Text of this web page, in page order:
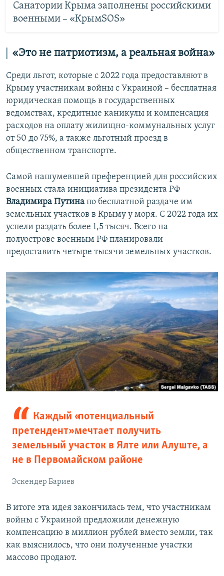
Санатории Крыма заполнены российскими
военными – «КрымSOS»
«Это не патриотизм, а реальная война»
Среди льгот, которые с 2022 года предоставляют в
Крыму участникам войны с Украиной – бесплатная
юридическая помощь в государственных
ведомствах, кредитные каникулы и компенсация
расходов на оплату жилищно-коммунальных услуг
от 50 до 75%, а также льготный проезд в
общественном транспорте.
Самой нашумевшей преференцией для российских
военных стала инициатива президента РФ
Владимира Путина по бесплатной раздаче им
земельных участков в Крыму у моря. С 2022 года их
успели раздать более 1,5 тысяч. Всего на
полуострове военным РФ планировали
предоставить четыре тысячи земельных участков.
Каждый «потенциальный
претендент» мечтает получить
земельный участок в Ялте или Алуште, а
не в Первомайском районе
Эскендер Бариев
В итоге эта идея закончилась тем, что участникам
войны с Украиной предложили денежную
компенсацию в миллион рублей вместо земли, так
как выяснилось, что они полученные участки
массово продают.